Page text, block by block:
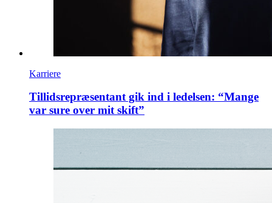
Karriere
Tillidsrepræsentant gik ind i ledelsen: “Mange
var sure over mit skift”